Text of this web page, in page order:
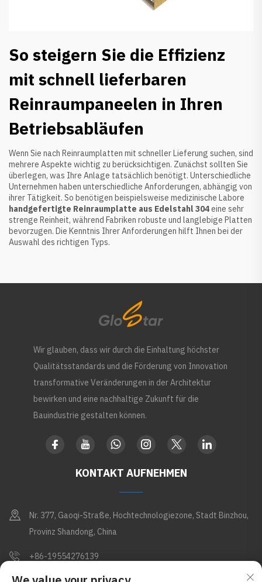
So steigern Sie die Effizienz
mit schnell lieferbaren
Reinraumpaneelen in Ihren
Betriebsabläufen
Wenn Sie nach Reinraumplatten mit schneller Lieferung suchen, sind
mehrere Aspekte wichtig zu berücksichtigen. Zunächst sollten Sie
überlegen, was Ihre Anlage tatsächlich benötigt. Unterschiedliche
Unternehmen haben unterschiedliche Anforderungen, abhängig von
ihrer Tätigkeit. So benötigen beispielsweise medizinische Labore
handgefertigte Reinraumplatte aus Edelstahl 304eine sehr
strenge Reinheit, während Fabriken robuste und langlebige Platten
bevorzugen. Die Kenntnis Ihrer Anforderungen hilft Ihnen bei der
Auswahl des richtigen Typs.
Wir glauben, dass wir durch die Einhaltung höchster
Qualitätsstandards und die Förderung von Innovation
transformative Veränderungen in der Architektur
bewirken und eine nachhaltige Zukunft für die
Bauindustrie gestalten können.
KONTAKT AUFNEHMEN
Nr. 377, Gaoqi-Straße, Hochtechnologiezone, Stadt Binzhou,
Provinz Shandong, China
+86-19554276139